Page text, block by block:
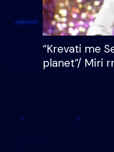
“Krevati me
planet”/ Miri
mungojë zilja